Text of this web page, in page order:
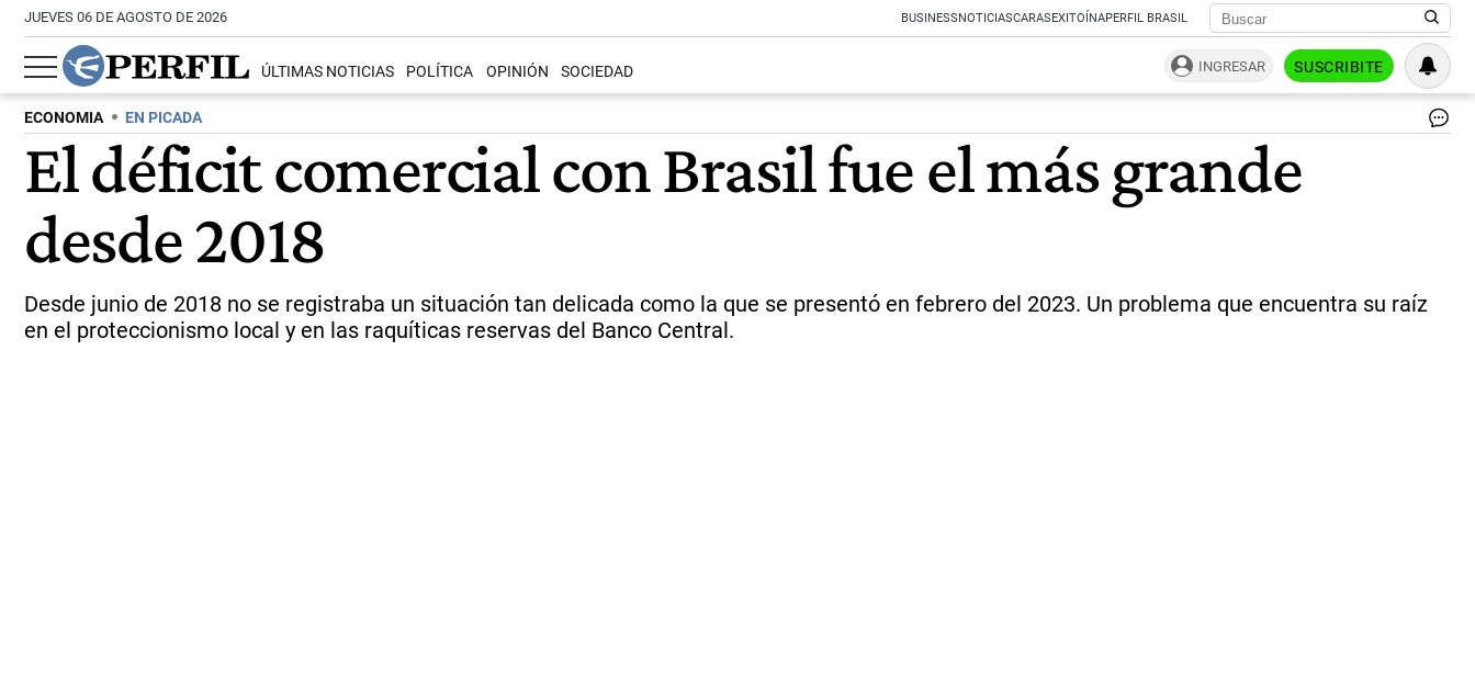
JUEVES 06 DE AGOSTO DE 2026 BUSINESSNOTICIASCARASEXITOÍNAPERFIL BRASIL
ÚLTIMAS NOTICIAS POLÍTICA OPINIÓN SOCIEDAD INGRESAR SUSCRIBITE
ECONOMIA EN PICADA
El déficit comercial con Brasil fue el más grande
desde 2018
Desde junio de 2018 no se registraba un situación tan delicada como la que se presentó en febrero del 2023. Un problema que encuentra su raíz
en el proteccionismo local y en las raquíticas reservas del Banco Central.